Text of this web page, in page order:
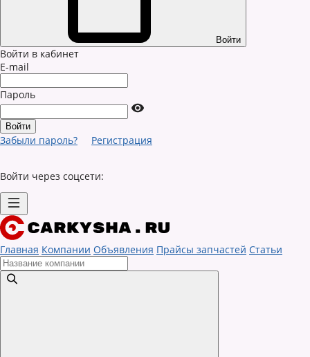
Войти
Войти в кабинет
E-mail
Пароль
Забыли пароль? Регистрация
Войти через соцсети:
Главная Компании Объявления Прайсы запчастей Статьи